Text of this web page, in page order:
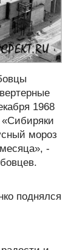
1968
мороз
-
поднялся